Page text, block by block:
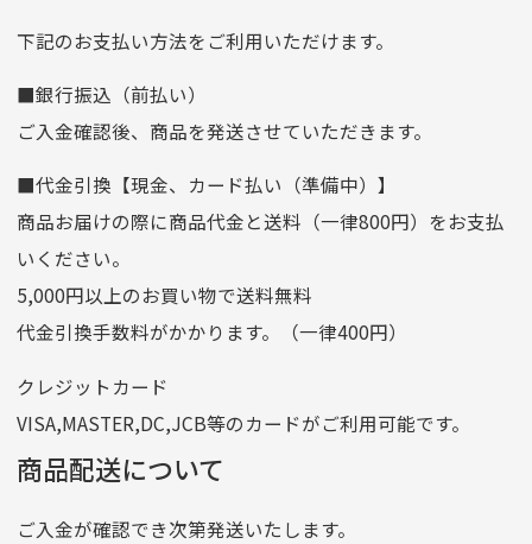
[…]
支店名
和歌山支店
口座種別
普通
口座番号
0255557
口座名義
株式会社一条
ゆうちょ銀行
ゆうちょ間
記号
14710
他銀行から
店名
四七八（読みヨンナナハチ）
店番
478
預金種目
普通預金
下記のお支払い方法をご利用いただけます。
■銀行振込（前払い）
ご入金確認後、商品を発送させていただきます。
■代金引換【現金、カード払い（準備中）】
商品お届けの際に商品代金と送料（一律800円）をお支払
いください。
5,000円以上のお買い物で送料無料
代金引換手数料がかかります。（一律400円）
クレジットカード
VISA,MASTER,DC,JCB等のカードがご利用可能です。
商品配送について
ご入金が確認でき次第発送いたします。